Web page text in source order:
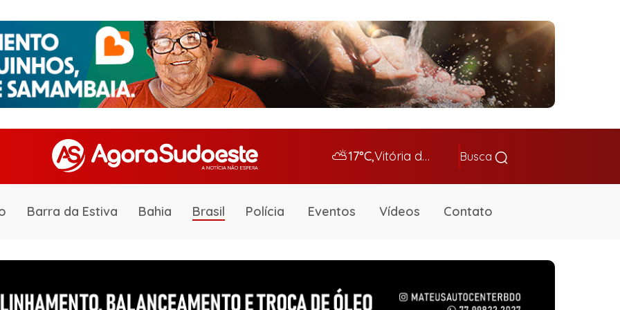
⛅17°C, Vitória da Conq… Busca
Barra da Estiva Bahia Brasil Polícia Eventos Vídeos Contato